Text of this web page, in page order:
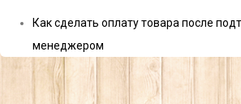
Как сделать оплату товара после
менеджером